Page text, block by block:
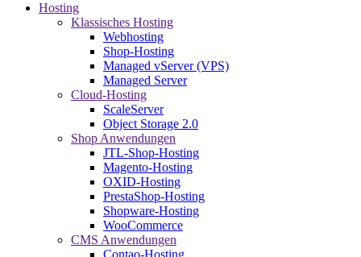
Hosting
Klassisches Hosting
Webhosting
Shop-Hosting
Managed vServer (VPS)
Managed Server
Cloud-Hosting
ScaleServer
Object Storage 2.0
Shop Anwendungen
JTL-Shop-Hosting
Magento-Hosting
OXID-Hosting
PrestaShop-Hosting
Shopware-Hosting
WooCommerce
CMS Anwendungen
Contao-Hosting